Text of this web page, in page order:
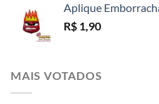
Aplique
R$ 1,90
MAIS VOTADOS